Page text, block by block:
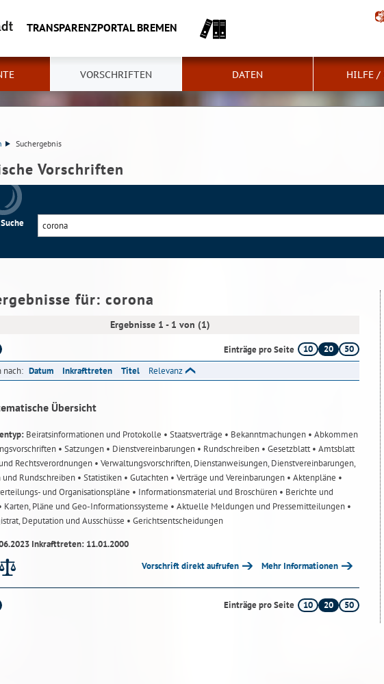
TRANSPARENZPORTAL BREMEN
VORSCHRIFTEN DATEN HILFE /
Suchergebnis
Vorschriften
Suche
für: corona
Ergebnisse 1 - 1 von (1)
Einträge pro Seite 10 20
50
nach: Datum Inkrafttreten Titel Relevanz
Übersicht
Beiratsinformationen und Protokolle • Staatsverträge • Bekanntmachungen • Abkommen
• Satzungen • Dienstvereinbarungen • Rundschreiben • Gesetzblatt• Amtsblatt
Rechtsverordnungen • Verwaltungsvorschriften, Dienstanweisungen, Dienstvereinbarungen,
Rundschreiben • Statistiken • Gutachten • Verträge und Vereinbarungen • Aktenpläne •
und Organisationspläne • Informationsmaterial und Broschüren • Berichte und
Karten, Pläne und Geo-Informationssysteme • Aktuelle Meldungen und Pressemitteilungen •
Deputation und Ausschüsse • Gerichtsentscheidungen
Inkrafttreten: 11.01.2000
Vorschrift direkt aufrufen Mehr Informationen
Einträge pro Seite 10 20 50